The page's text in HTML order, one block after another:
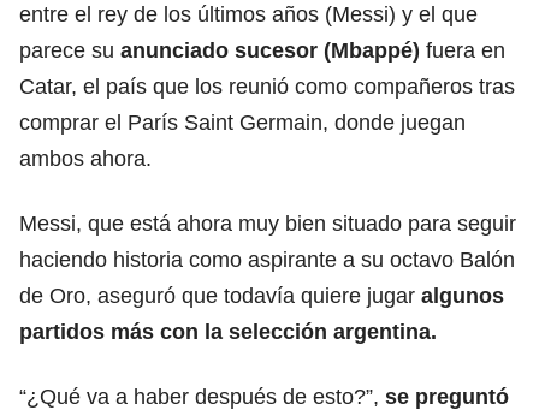
entre el rey de los últimos años (Messi) y el que
parece su anunciado sucesor (Mbappé) fuera en
Catar, el país que los reunió como compañeros tras
comprar el París Saint Germain, donde juegan
ambos ahora.
Messi, que está ahora muy bien situado para seguir
haciendo historia como aspirante a su octavo Balón
de Oro, aseguró que todavía quiere jugar algunos
partidos más con la selección argentina.
“¿Qué va a haber después de esto?”, se preguntó